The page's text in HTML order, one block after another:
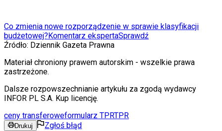
Co zmienia nowe rozporządzenie w sprawie klasyfikacji
budżetowej?Komentarz ekspertaSprawdź
Źródło: Dziennik Gazeta Prawna
Materiał chroniony prawem autorskim - wszelkie prawa
zastrzeżone.
Dalsze rozpowszechnianie artykułu za zgodą wydawcy
INFOR PL S.A. Kup licencję.
ceny transferoweformularz TPRTPR
Drukuj Zgłoś błąd